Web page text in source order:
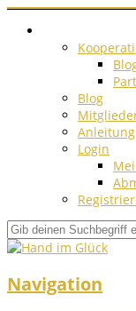
Blog
Login
Navigation